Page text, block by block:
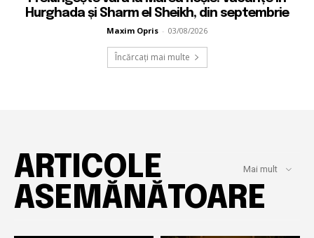
Hurghada și Sharm el Sheikh, din septembrie
Maxim Opris - 03/08/2026
Încărcați mai multe
ARTICOLE
ASEMĂNĂTOARE
Mai mult